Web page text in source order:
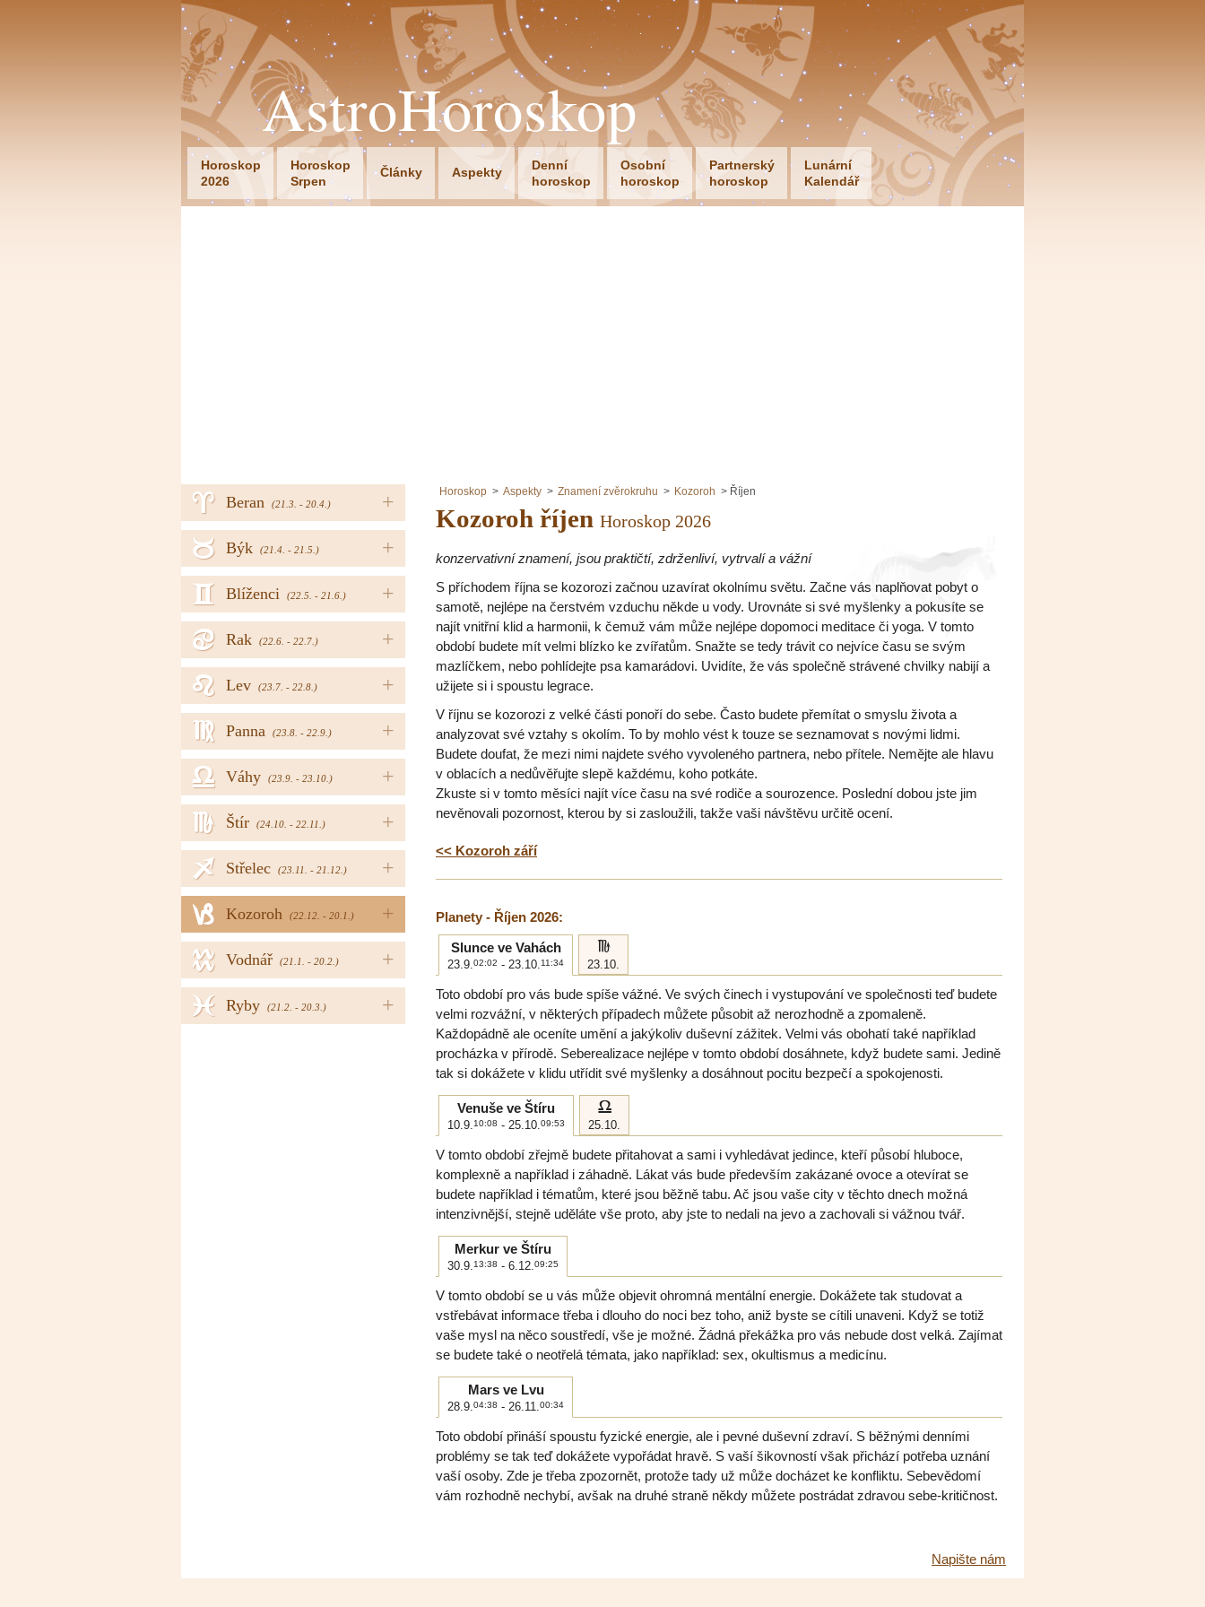
AstroHoroskop
Horoskop
2026
Horoskop
Srpen
Články Aspekty
Denní
horoskop
Osobní
horoskop
Partnerský
horoskop
Lunární
Kalendář
+
Beran (21.3. - 20.4.)
a
+
Býk (21.4. - 21.5.)
b
+
Blíženci (22.5. - 21.6.)
c
+
Rak (22.6. - 22.7.)
d
+
Lev (23.7. - 22.8.)
e
+
Panna (23.8. - 22.9.)
f
+
Váhy (23.9. - 23.10.)
g
+
Štír (24.10. - 22.11.)
h
+
Střelec (23.11. - 21.12.)
i
+
Kozoroh (22.12. - 20.1.)
j
+
Vodnář (21.1. - 20.2.)
k
+
Ryby (21.2. - 20.3.)
l
Horoskop Aspekty Znamení zvěrokruhu Kozoroh Říjen
Kozoroh říjen Horoskop 2026
konzervativní znamení, jsou praktičtí, zdrženliví, vytrvalí a vážní
S příchodem října se kozorozi začnou uzavírat okolnímu světu. Začne vás naplňovat pobyt o
samotě, nejlépe na čerstvém vzduchu někde u vody. Urovnáte si své myšlenky a pokusíte se
najít vnitřní klid a harmonii, k čemuž vám může nejlépe dopomoci meditace či yoga. V tomto
období budete mít velmi blízko ke zvířatům. Snažte se tedy trávit co nejvíce času se svým
mazlíčkem, nebo pohlídejte psa kamarádovi. Uvidíte, že vás společně strávené chvilky nabijí a
užijete si i spoustu legrace.
V říjnu se kozorozi z velké části ponoří do sebe. Často budete přemítat o smyslu života a
analyzovat své vztahy s okolím. To by mohlo vést k touze se seznamovat s novými lidmi.
Budete doufat, že mezi nimi najdete svého vyvoleného partnera, nebo přítele. Nemějte ale hlavu
v oblacích a nedůvěřujte slepě každému, koho potkáte.
Zkuste si v tomto měsíci najít více času na své rodiče a sourozence. Poslední dobou jste jim
nevěnovali pozornost, kterou by si zasloužili, takže vaši návštěvu určitě ocení.
<< Kozoroh září
Planety - Říjen 2026:
Slunce ve Vahách
23.9. 02:02 - 23.10. 11:34
h
23.10.
Toto období pro vás bude spíše vážné. Ve svých činech i vystupování ve společnosti teď budete
velmi rozvážní, v některých případech můžete působit až nerozhodně a zpomaleně.
Každopádně ale oceníte umění a jakýkoliv duševní zážitek. Velmi vás obohatí také například
procházka v přírodě. Seberealizace nejlépe v tomto období dosáhnete, když budete sami. Jedině
tak si dokážete v klidu utřídit své myšlenky a dosáhnout pocitu bezpečí a spokojenosti.
Venuše ve Štíru
10.9. 10:08 - 25.10. 09:53
g
25.10.
V tomto období zřejmě budete přitahovat a sami i vyhledávat jedince, kteří působí hluboce,
komplexně a například i záhadně. Lákat vás bude především zakázané ovoce a otevírat se
budete například i tématům, které jsou běžně tabu. Ač jsou vaše city v těchto dnech možná
intenzivnější, stejně uděláte vše proto, aby jste to nedali na jevo a zachovali si vážnou tvář.
Merkur ve Štíru
30.9. 13:38 - 6.12. 09:25
V tomto období se u vás může objevit ohromná mentální energie. Dokážete tak studovat a
vstřebávat informace třeba i dlouho do noci bez toho, aniž byste se cítili unaveni. Když se totiž
vaše mysl na něco soustředí, vše je možné. Žádná překážka pro vás nebude dost velká. Zajímat
se budete také o neotřelá témata, jako například: sex, okultismus a medicínu.
Mars ve Lvu
28.9. 04:38 - 26.11. 00:34
Toto období přináší spoustu fyzické energie, ale i pevné duševní zdraví. S běžnými denními
problémy se tak teď dokážete vypořádat hravě. S vaší šikovností však přichází potřeba uznání
vaší osoby. Zde je třeba zpozornět, protože tady už může docházet ke konfliktu. Sebevědomí
vám rozhodně nechybí, avšak na druhé straně někdy můžete postrádat zdravou sebe-kritičnost.
Napište nám